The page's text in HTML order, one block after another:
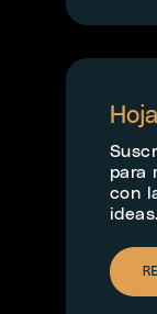
para
con
ideas.